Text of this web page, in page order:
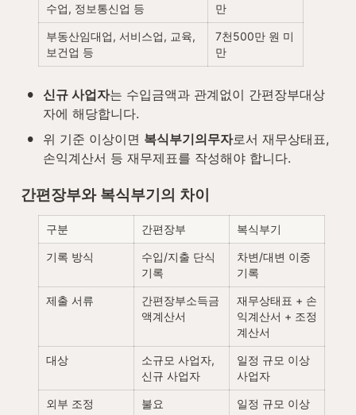
수업, 정보통신업 등
만
부동산임대업, 서비스업, 교육,
보건업 등
7천500만 원 미
만
• 신규 사업자는 수입금액과 관계없이 간편장부대상
자에 해당합니다.
• 위 기준 이상이면 복식부기의무자로서 재무상태표,
손익계산서 등 재무제표를 작성해야 합니다.
간편장부와 복식부기의 차이
구분 간편장부 복식부기
기록 방식
수입/지출 단식
기록
차변/대변 이중
기록
제출 서류
간편장부소득금
액계산서
재무상태표 + 손
익계산서 + 조정
계산서
대상
소규모 사업자,
신규 사업자
일정 규모 이상
사업자
외부 조정 불요
일정 규모 이상